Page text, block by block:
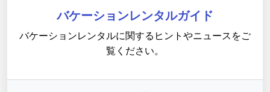
バケーションレンタルガイド
バケーションレンタルに関するヒントやニュースをご
覧ください。